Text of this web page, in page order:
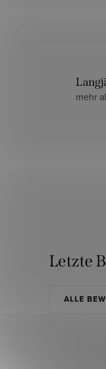
mehr
Letzte
ALLE